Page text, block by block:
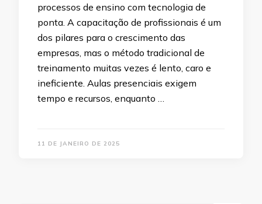
processos de ensino com tecnologia de
ponta. A capacitação de profissionais é um
dos pilares para o crescimento das
empresas, mas o método tradicional de
treinamento muitas vezes é lento, caro e
ineficiente. Aulas presenciais exigem
tempo e recursos, enquanto …
11 DE JANEIRO DE 2025